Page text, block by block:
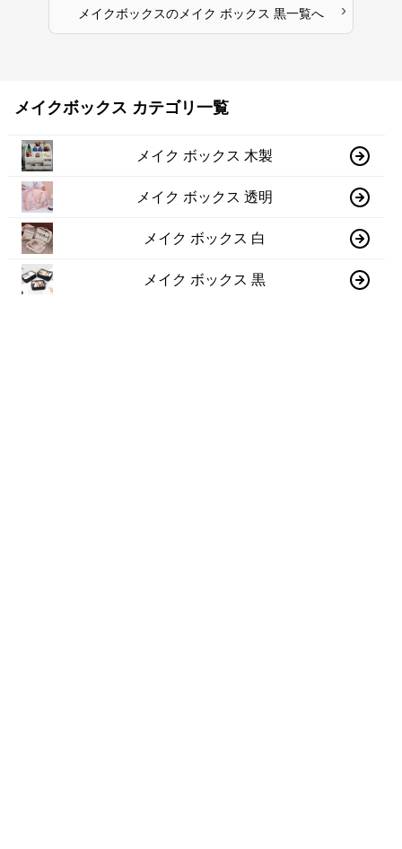
メイクボックスのメイク ボックス 黒一覧へ ›
メイクボックス カテゴリ一覧
メイク ボックス 木製
メイク ボックス 透明
メイク ボックス 白
メイク ボックス 黒